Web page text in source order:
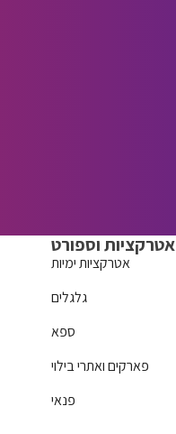
אטרקציות וספורט
אטרקציות ימיות
גלגלים
ספא
פארקים ואתרי בילוי
פנאי